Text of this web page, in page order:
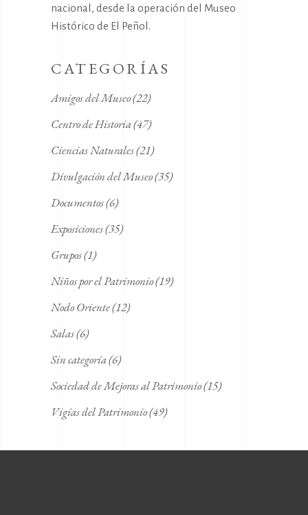
nacional, desde la operación del Museo
Histórico de El Peñol.
CATEGORÍAS
Amigos del Museo(22)
Centro de Historia(47)
Ciencias Naturales(21)
Divulgación del Museo(35)
Documentos(6)
Exposiciones(35)
Grupos(1)
Niños por el Patrimonio(19)
Nodo Oriente(12)
Salas(6)
Sin categoría(6)
Sociedad de Mejoras al Patrimonio(15)
Vigías del Patrimonio(49)